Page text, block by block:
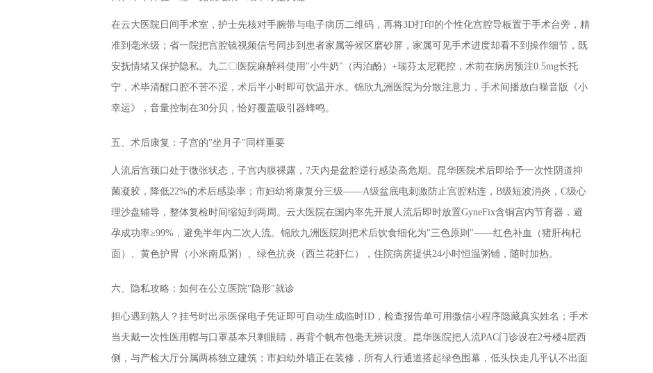
在云大医院日间手术室，护士先核对手腕带与电子病历二维码，再将3D打印的个性化宫腔导板置于手术台旁，精
准到毫米级；省一院把宫腔镜视频信号同步到患者家属等候区磨砂屏，家属可见手术进度却看不到操作细节，既
安抚情绪又保护隐私。九二〇医院麻醉科使用"小牛奶"（丙泊酚）+瑞芬太尼靶控，术前在病房预注0.5mg长托
宁，术毕清醒口腔不苦不涩，术后半小时即可饮温开水。锦欣九洲医院为分散注意力，手术间播放白噪音版《小
幸运》，音量控制在30分贝，恰好覆盖吸引器蜂鸣。
五、术后康复：子宫的"坐月子"同样重要
人流后宫颈口处于微张状态，子宫内膜裸露，7天内是盆腔逆行感染高危期。昆华医院术后即给予一次性阴道抑
菌凝胶，降低22%的术后感染率；市妇幼将康复分三级——A级盆底电刺激防止宫腔粘连，B级短波消炎，C级心
理沙盘辅导，整体复检时间缩短到两周。云大医院在国内率先开展人流后即时放置GyneFix含铜宫内节育器，避
孕成功率≥99%，避免半年内二次人流。锦欣九洲医院则把术后饮食细化为"三色原则"——红色补血（猪肝枸杞
面）、黄色护胃（小米南瓜粥）、绿色抗炎（西兰花虾仁），住院病房提供24小时恒温粥铺，随时加热。
六、隐私攻略：如何在公立医院"隐形"就诊
担心遇到熟人？挂号时出示医保电子凭证即可自动生成临时ID，检查报告单可用微信小程序隐藏真实姓名；手术
当天戴一次性医用帽与口罩基本只剩眼睛，再背个帆布包毫无辨识度。昆华医院把人流PAC门诊设在2号楼4层西
侧，与产检大厅分属两栋独立建筑；市妇幼外墙正在装修，所有人行通道搭起绿色围幕，低头快走几乎认不出面